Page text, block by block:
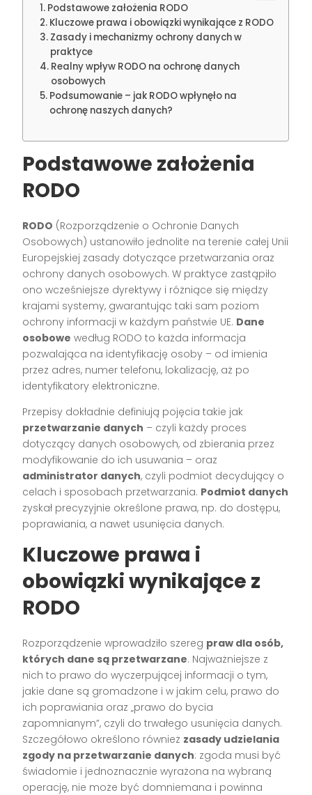
Podstawowe założenia RODO
Kluczowe prawa i obowiązki wynikające z RODO
Zasady i mechanizmy ochrony danych w
praktyce
Realny wpływ RODO na ochronę danych
osobowych
Podsumowanie – jak RODO wpłynęło na
ochronę naszych danych?
Podstawowe założenia
RODO
RODO (Rozporządzenie o Ochronie Danych
Osobowych) ustanowiło jednolite na terenie całej Unii
Europejskiej zasady dotyczące przetwarzania oraz
ochrony danych osobowych. W praktyce zastąpiło
ono wcześniejsze dyrektywy i różniące się między
krajami systemy, gwarantując taki sam poziom
ochrony informacji w każdym państwie UE. Dane
osobowe według RODO to każda informacja
pozwalająca na identyfikację osoby – od imienia
przez adres, numer telefonu, lokalizację, aż po
identyfikatory elektroniczne.
Przepisy dokładnie definiują pojęcia takie jak
przetwarzanie danych – czyli każdy proces
dotyczący danych osobowych, od zbierania przez
modyfikowanie do ich usuwania – oraz
administrator danych, czyli podmiot decydujący o
celach i sposobach przetwarzania. Podmiot danych
zyskał precyzyjnie określone prawa, np. do dostępu,
poprawiania, a nawet usunięcia danych.
Kluczowe prawa i
obowiązki wynikające z
RODO
Rozporządzenie wprowadziło szereg praw dla osób,
których dane są przetwarzane. Najważniejsze z
nich to prawo do wyczerpującej informacji o tym,
jakie dane są gromadzone i w jakim celu, prawo do
ich poprawiania oraz „prawo do bycia
zapomnianym”, czyli do trwałego usunięcia danych.
Szczegółowo określono również zasady udzielania
zgody na przetwarzanie danych: zgoda musi być
świadomie i jednoznacznie wyrażona na wybraną
operację, nie może być domniemana i powinna